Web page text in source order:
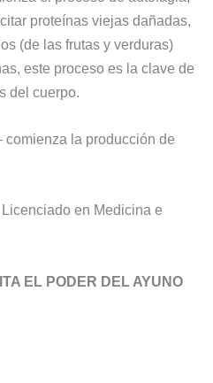
proteínas viejas dañadas,
(de las frutas y verduras)
este proceso es la clave de
del cuerpo.
comienza la producción de
en Medicina e
EL PODER DEL AYUNO